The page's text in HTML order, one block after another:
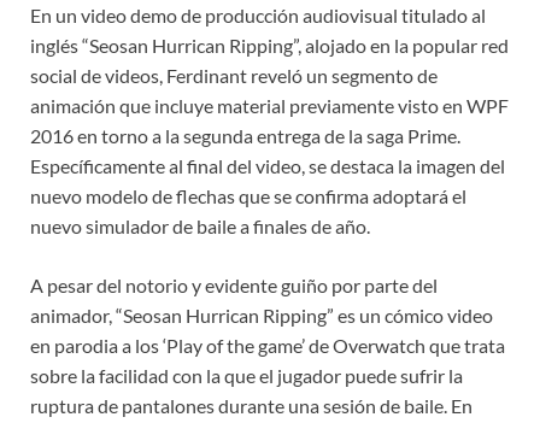
En un video demo de producción audiovisual titulado al
inglés “Seosan Hurrican Ripping”, alojado en la popular red
social de videos, Ferdinant reveló un segmento de
animación que incluye material previamente visto en WPF
2016 en torno a la segunda entrega de la saga Prime.
Específicamente al final del video, se destaca la imagen del
nuevo modelo de flechas que se confirma adoptará el
nuevo simulador de baile a finales de año.
A pesar del notorio y evidente guiño por parte del
animador, “Seosan Hurrican Ripping” es un cómico video
en parodia a los ‘Play of the game’ de Overwatch que trata
sobre la facilidad con la que el jugador puede sufrir la
ruptura de pantalones durante una sesión de baile. En